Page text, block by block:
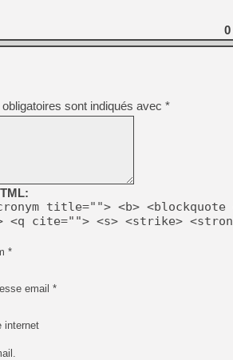
[GK] Mistfall Hunter : déjà
[GK] Wo Long 2 évolue
[GK] Crossfire : un TPS à
[LS] [PS5] Premiers
[Mo5] DOOM arrive en
[GK] Bethesda fête les 30
[GK] Roblox : l'action en
[GK] Agenda - GeForce
[LS] [PS5] ps5-y2jb-
[GK] Pourquoi Marvel
[GK] Test : Restory : Chill
[GK] GTA 6 : Rockstar
[GK] Hot Wheels Infinite
[GK] Mémoire cash -
[GK] Résultats Nintendo :
0
sont indiqués avec *
title=""> <b> <blockquote
<q cite=""> <s> <strike>
*
email *
internet